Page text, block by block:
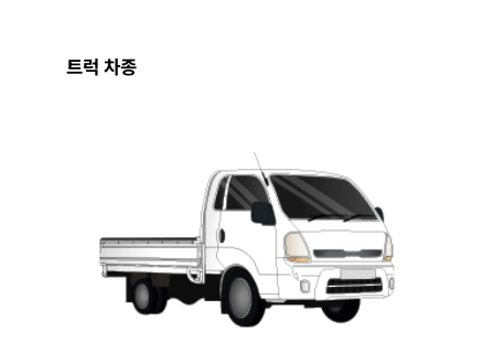
트럭 차종